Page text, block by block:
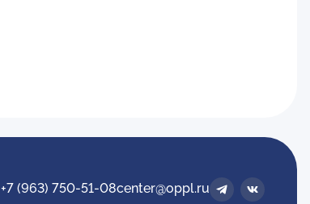
+7 (963) 750-51-08center@oppl.ru